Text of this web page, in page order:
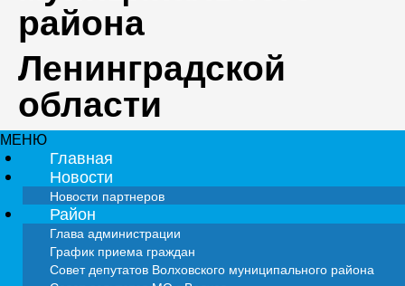
района
Ленинградской
области
МЕНЮ
Главная
Новости
Новости партнеров
Район
Глава администрации
График приема граждан
Совет депутатов Волховского муниципального района